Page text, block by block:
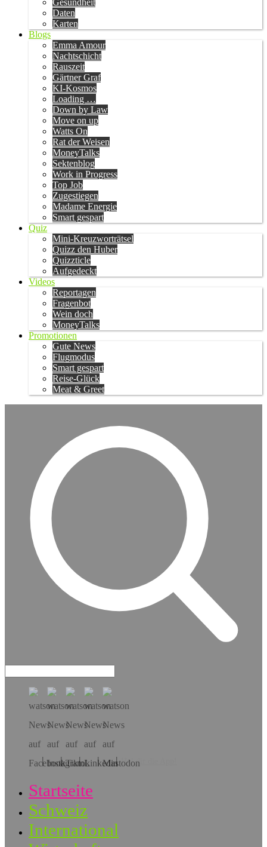
Gesundheit
Daten
Karten
Blogs
Emma Amour
Nachtschicht
Rauszeit
Gärtner Graf
KI-Kosmos
Loading …
Down by Law
Move on up
Watts On
Rat der Weisen
MoneyTalks
Sektenblog
Work in Progress
Top Job
Zugestiegen
Madame Energie
Smart gespart
Quiz
Mini-Kreuzworträtsel
Quizz den Huber
Quizzticle
Aufgedeckt
Videos
Reportagen
Fragenbot
Wein doch
MoneyTalks
Promotionen
Gute News
Flugmodus
Smart gespart
Reise-Glück
Meat & Greet
Hol dir die App!
Startseite
Schweiz
International